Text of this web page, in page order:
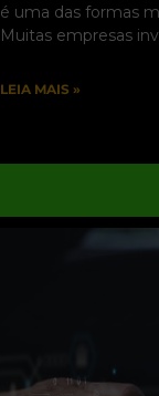
é uma das formas
Muitas empresas
LEIA MAIS »